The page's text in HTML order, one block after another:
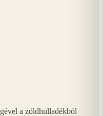
a zöldhulladékból